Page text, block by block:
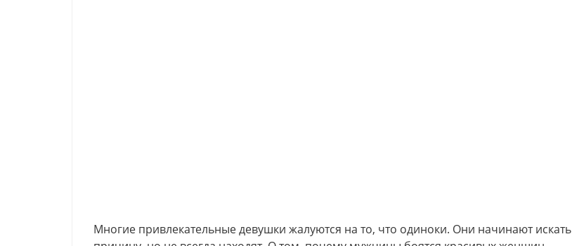
Многие привлекательные девушки жалуются на то, что одиноки. Они начинают искать